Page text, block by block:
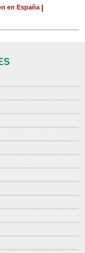
en España